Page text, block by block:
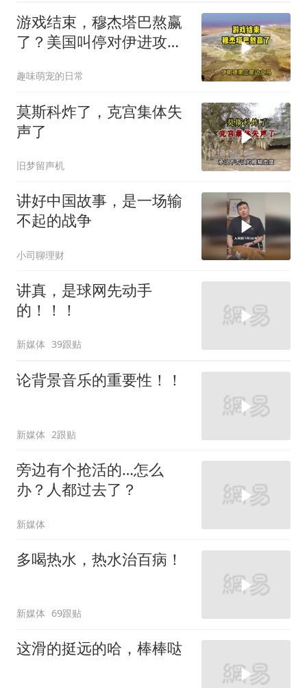
游戏结束，穆杰塔巴熬赢
了？美国叫停对伊进攻，
趣味萌宠的日常
莫斯科炸了，克宫集体失
声了
旧梦留声机
讲好中国故事，是一场输
不起的战争
小司聊理财
讲真，是球网先动手
的！！！
新媒体 39跟贴
论背景音乐的重要性！！
新媒体 2跟贴
旁边有个抢活的…怎么
办？人都过去了？
新媒体
多喝热水，热水治百病！
新媒体 69跟贴
这滑的挺远的哈，棒棒哒